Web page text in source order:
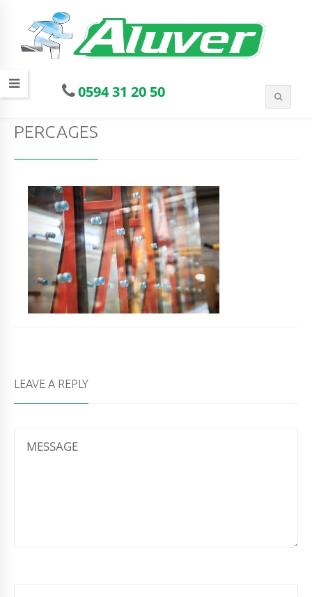
0594 31 20 50
PERCAGES
LEAVE A REPLY